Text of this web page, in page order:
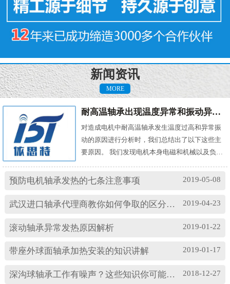
新闻资讯
MORE
耐高温轴承出现温度异常和振动异常的原因有哪些？
对造成电机中耐高温轴承发生温度过高和异常振
动的原因进行分析时，我们总结出了以下这些主
要原因。 我们发现电机本身电磁和机械以及负载
振动产生影响。其中造成温度过高的原因主要
松；(3)轴承与轴套配合过松；(4)润滑油有杂质；
损坏等。 另外，造成耐高温轴承出现异常振...
2019-05-08
预防电机轴承发热的七条注意事项
2019-04-23
武汉进口轴承代理商教你如何争取的区分高速轴承和低速轴承
2019-01-22
滚动轴承异常发热原因解析
2019-01-17
带座外球面轴承加热安装的知识讲解
2018-12-27
深沟球轴承工作有噪声？这些知识你可能忽略了